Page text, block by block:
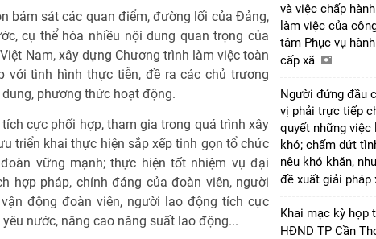
bám sát các quan điểm, đường lối của Đảng,
cụ thể hóa nhiều nội dung quan trọng của
Nam, xây dựng Chương trình làm việc toàn
với tình hình thực tiễn, đề ra các chủ trương
phương thức hoạt động.
cực phối hợp, tham gia trong quá trình xây
triển khai thực hiện sắp xếp tinh gọn tổ chức
vững mạnh; thực hiện tốt nhiệm vụ đại
hợp pháp, chính đáng của đoàn viên, người
động đoàn viên, người lao động tích cực
nước, nâng cao năng suất lao động...
và việc chấp
làm việc của
tâm Phục vụ
cấp xã
Người đứng đầu
vị phải trực tiếp
quyết những việc
khó; chấm dứt
nêu khó khăn,
đề xuất giải pháp
Khai mạc kỳ họp
HĐND TP Cần